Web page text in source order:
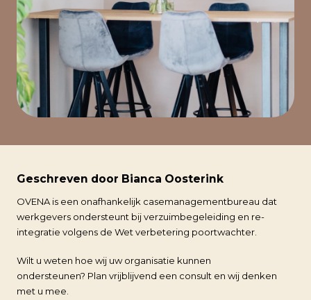
Geschreven door Bianca Oosterink
OVENA is een onafhankelijk casemanagementbureau dat
werkgevers ondersteunt bij verzuimbegeleiding en re-
integratie volgens de Wet verbetering poortwachter.
Wilt u weten hoe wij uw organisatie kunnen
ondersteunen? Plan vrijblijvend een consult en wij denken
met u mee.